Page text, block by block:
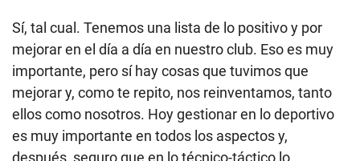
Sí, tal cual. Tenemos una lista de lo positivo y por
mejorar en el día a día en nuestro club. Eso es muy
importante, pero sí hay cosas que tuvimos que
mejorar y, como te repito, nos reinventamos, tanto
ellos como nosotros. Hoy gestionar en lo deportivo
es muy importante en todos los aspectos y,
después, seguro que en lo técnico-táctico lo